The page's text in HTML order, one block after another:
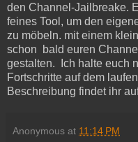
den Channel-Jailbreake.
feines Tool, um den
zu möbeln. mit einem
schon bald euren
gestalten. Ich halte euch
Fortschritte auf dem
Beschreibung findet ihr
Anonymous at 11:14 PM